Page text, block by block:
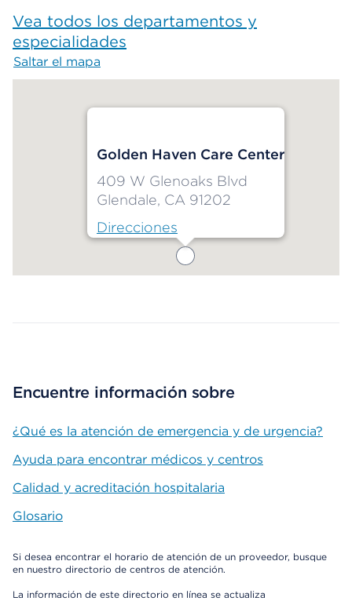
Vea todos los departamentos y
especialidades
Saltar el mapa
Golden Haven Care Center
409 W Glenoaks Blvd
Glendale, CA 91202
Direcciones
Encuentre información sobre
¿Qué es la atención de emergencia y de urgencia?
Ayuda para encontrar médicos y centros
Calidad y acreditación hospitalaria
Glosario
Si desea encontrar el horario de atención de un proveedor, busque
en nuestro directorio de centros de atención.
La información de este directorio en línea se actualiza